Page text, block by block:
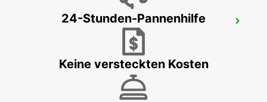
MADRID LAS TABLAS SUPERSITE
24-Stunden-Pannenhilfe
Keine versteckten Kosten